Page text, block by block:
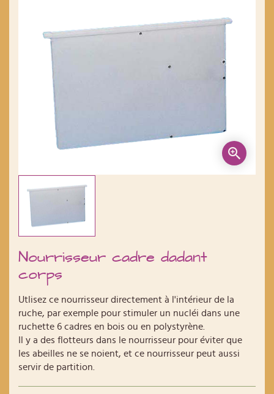
Nourrisseur cadre dadant
corps
Utlisez ce nourrisseur directement à l'intérieur de la
ruche, par exemple pour stimuler un nucléi dans une
ruchette 6 cadres en bois ou en polystyrène.
Il y a des flotteurs dans le nourrisseur pour éviter que
les abeilles ne se noient, et ce nourrisseur peut aussi
servir de partition.